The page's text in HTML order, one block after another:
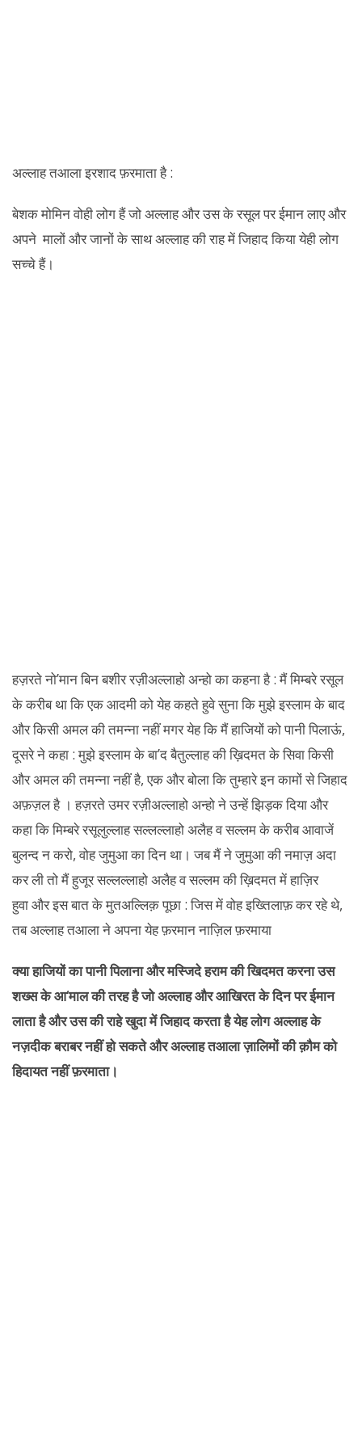
अल्लाह तआला इरशाद फ़रमाता है :
बेशक मोमिन वोही लोग हैं जो अल्लाह और उस के रसूल पर ईमान लाए और
अपने मालों और जानों के साथ अल्लाह की राह में जिहाद किया येही लोग
सच्चे हैं।
हज़रते नो’मान बिन बशीर रज़ीअल्लाहो अन्हो का कहना है : मैं मिम्बरे रसूल
के करीब था कि एक आदमी को येह कहते हुवे सुना कि मुझे इस्लाम के बाद
और किसी अमल की तमन्ना नहीं मगर येह कि मैं हाजियों को पानी पिलाऊं,
दूसरे ने कहा : मुझे इस्लाम के बा’द बैतुल्लाह की ख़िदमत के सिवा किसी
और अमल की तमन्ना नहीं है, एक और बोला कि तुम्हारे इन कामों से जिहाद
अफ़ज़ल है । हज़रते उमर रज़ीअल्लाहो अन्हो ने उन्हें झिड़क दिया और
कहा कि मिम्बरे रसूलुल्लाह सल्लल्लाहो अलैह व सल्लम के करीब आवाजें
बुलन्द न करो, वोह जुमुआ का दिन था। जब मैं ने जुमुआ की नमाज़ अदा
कर ली तो मैं हुजूर सल्लल्लाहो अलैह व सल्लम की ख़िदमत में हाज़िर
हुवा और इस बात के मुतअल्लिक़ पूछा : जिस में वोह इख्तिलाफ़ कर रहे थे,
तब अल्लाह तआला ने अपना येह फ़रमान नाज़िल फ़रमाया
क्या हाजियों का पानी पिलाना और मस्जिदे हराम की खिदमत करना उस
शख्स के आ‘माल की तरह है जो अल्लाह और आखिरत के दिन पर ईमान
लाता है और उस की राहे खुदा में जिहाद करता है येह लोग अल्लाह के
नज़दीक बराबर नहीं हो सकते और अल्लाह तआला ज़ालिमों की क़ौम को
हिदायत नहीं फ़रमाता।